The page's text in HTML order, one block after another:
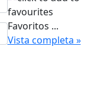
Favoritos ...
Vista completa »